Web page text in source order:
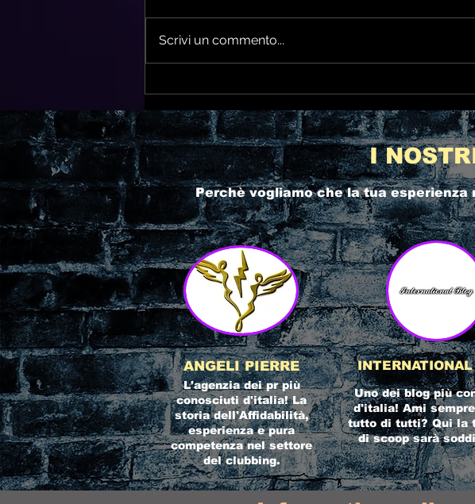
all’Halloween Festival più
grande d’Italia
rimini!
Scrivi un commento...
I
Perchè vogliamo che la tua esperienza
ANGELI PIERRE
L'agenzia dei pr più
conosciuti d'italia! La
storia dell'Affidabilità,
esperienza e pura
competenza nel settore
del clubbing.
INTERNATIONAL
Uno dei blog più
d'italia! Ami
tutto di tutti? Qui la
di scoop sarà